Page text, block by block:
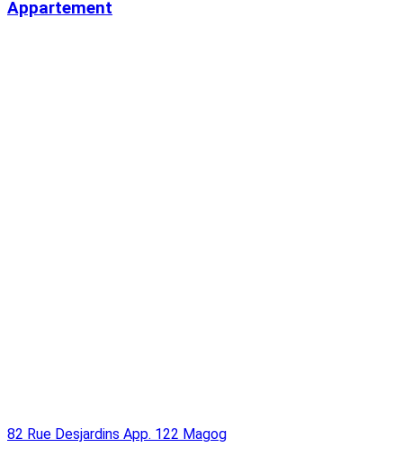
Appartement
82 Rue Desjardins App. 122 Magog